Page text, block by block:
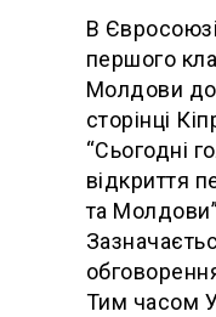
В
першого
Молдови до
сторінці
“Сьогодні
відкриття
та
Тим часом